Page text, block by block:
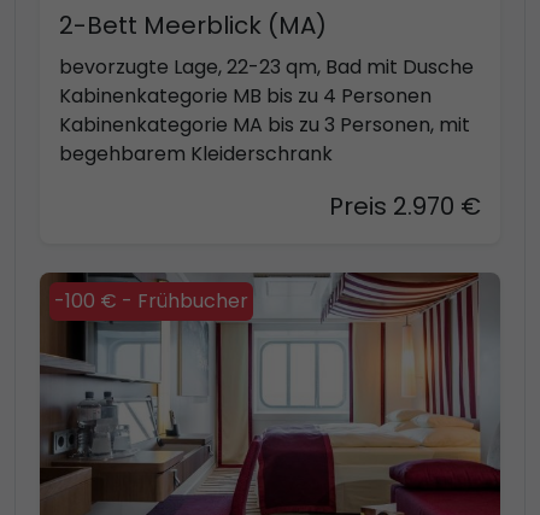
2-Bett Meerblick (MA)
bevorzugte Lage, 22-23 qm, Bad mit Dusche
Kabinenkategorie MB bis zu 4 Personen
Kabinenkategorie MA bis zu 3 Personen, mit
begehbarem Kleiderschrank
Preis 2.970 €
-100 € - Frühbucher